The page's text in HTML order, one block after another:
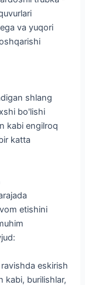
va yuqori
shlang
bo'lishi
kabi engilroq
katta
etishini
eskirish
kabi, burilishlar,